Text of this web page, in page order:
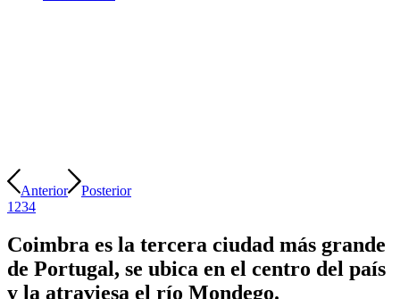
Anterior
Posterior
1 234
Coimbra es la tercera ciudad más grande
de Portugal, se ubica en el centro del país
y la atraviesa el río Mondego.